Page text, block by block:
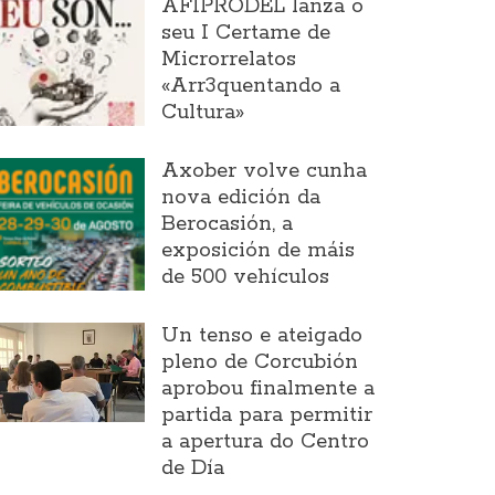
AFIPRODEL lanza o
seu I Certame de
Microrrelatos
«Arr3quentando a
Cultura»
Axober volve cunha
nova edición da
Berocasión, a
exposición de máis
de 500 vehículos
Un tenso e ateigado
pleno de Corcubión
aprobou finalmente a
partida para permitir
a apertura do Centro
de Día